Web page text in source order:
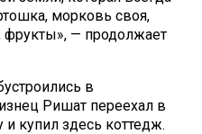
морковь своя,
— продолжает
в
Ришат переехал в
купил здесь коттедж.